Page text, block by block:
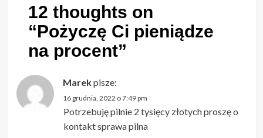
12 thoughts on
“Pożyczę Ci pieniądze
na procent”
Marekpisze:
16 grudnia, 2022 o 7:49 pm
Potrzebuję pilnie 2 tysięcy złotych proszę o
kontakt sprawa pilna